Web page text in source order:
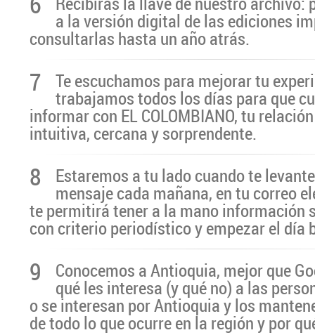
a la versión digital de las ediciones
consultarlas hasta un año atrás.
7 Te escuchamos para mejorar tu
trabajamos todos los días para que
informar con EL COLOMBIANO, tu
intuitiva, cercana y sorprendente.
8 Estaremos a tu lado cuando te
mensaje cada mañana, en tu correo
te permitirá tener a la mano información
con criterio periodístico y empezar el día
9 Conocemos a Antioquia, mejor que
qué les interesa (y qué no) a las
o se interesan por Antioquia y los
de todo lo que ocurre en la región y por